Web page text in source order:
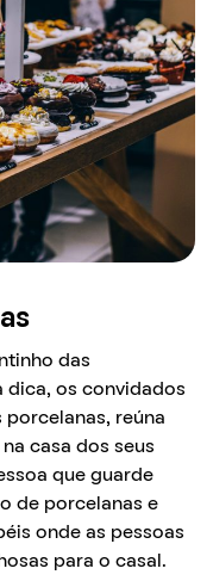
das
dica, os convidados
porcelanas, reúna
casa dos seus
que guarde
de porcelanas e
onde as pessoas
para o casal.